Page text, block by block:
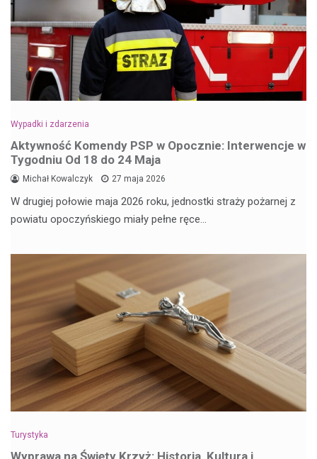
Wypadki i zdarzenia
Aktywność Komendy PSP w Opocznie: Interwencje w
Tygodniu Od 18 do 24 Maja
Michał Kowalczyk 27 maja 2026
W drugiej połowie maja 2026 roku, jednostki straży pożarnej z
powiatu opoczyńskiego miały pełne ręce…
Turystyka